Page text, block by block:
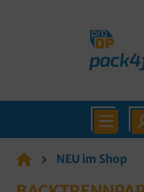
NEU im Shop